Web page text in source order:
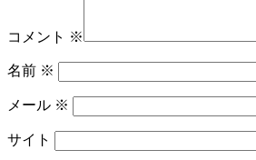
コメント ※
名前 ※
メール ※
サイト